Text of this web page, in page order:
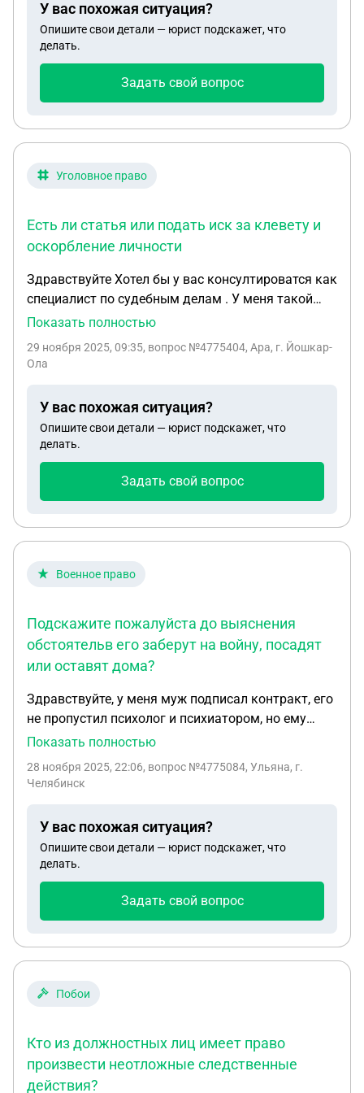
У вас похожая ситуация?
Опишите свои детали — юрист подскажет, что
делать.
Задать свой вопрос
Уголовное право
Есть ли статья или подать иск за клевету и
оскорбление личности
Здравствуйте Хотел бы у вас консултироватся как
специалист по судебным делам . У меня такой
вопрос люди которых я не знаю в мой адрес
отрицательно сторону и это может в дальнейшем
Показать полностью
29 ноября 2025, 09:35, вопрос №4775404, Ара, г. Йошкар-
Ола
У вас похожая ситуация?
Опишите свои детали — юрист подскажет, что
делать.
Задать свой вопрос
Военное право
Подскажите пожалуйста до выяснения
обстоятельв его заберут на войну, посадят
или оставят дома?
Здравствуйте, у меня муж подписал контракт, его
не пропустил психолог и психиатором, но ему
сказали что отправят через другую часть, у него
расстройство личности, его хотят всё равно
обстоятельв его заберут на войну, посадят или
оставят дома?
Показать полностью
28 ноября 2025, 22:06, вопрос №4775084, Ульяна, г.
Челябинск
У вас похожая ситуация?
Опишите свои детали — юрист подскажет, что
делать.
Задать свой вопрос
Побои
Кто из должностных лиц имеет право
произвести неотложные следственные
действия?